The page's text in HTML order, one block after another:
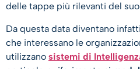
delle tappe più rilevanti del
Da questa data diventano
che interessano le
utilizzano sistemi di